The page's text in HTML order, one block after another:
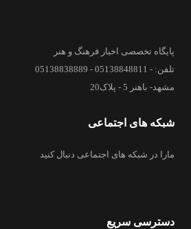
پایگاه تخصصی اخبار فرهنگ و هنر
تلفن: - 05138848811 - 05138838889
مشهد- باهنر 5 - پلاک20
شبکه های اجتماعی
مارا در شبکه های اجتماعی دنبال کنید
دسترسی سریع